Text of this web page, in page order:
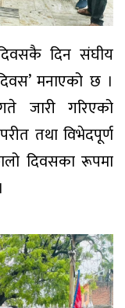
दिन संघीय
मनाएको छ ।
जारी गरिएको
तथा विभेदपूर्ण
दिवसका रूपमा